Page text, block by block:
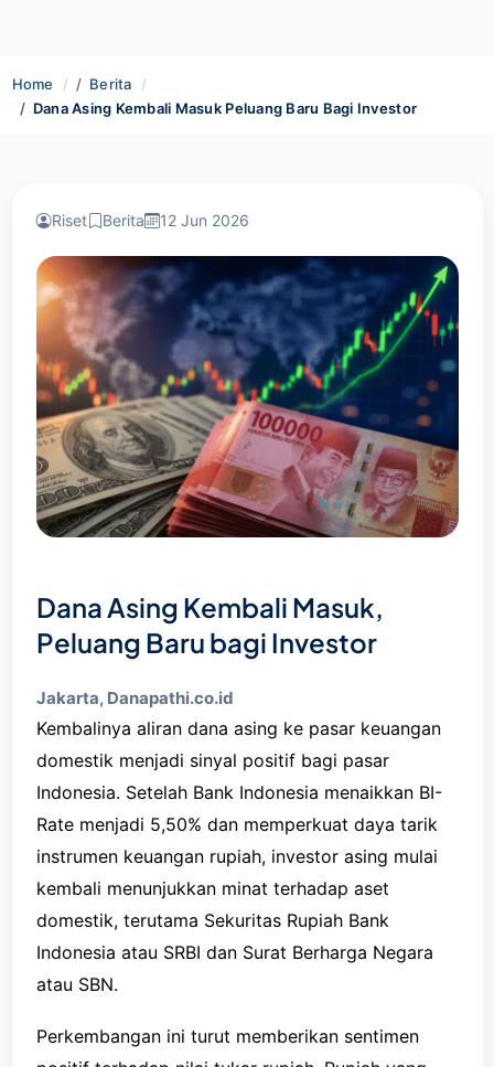
Home
Berita
Dana Asing Kembali Masuk Peluang Baru Bagi Investor
Riset Berita 12 Jun 2026
Dana Asing Kembali Masuk,
Peluang Baru bagi Investor
Jakarta, Danapathi.co.id
Kembalinya aliran dana asing ke pasar keuangan
domestik menjadi sinyal positif bagi pasar
Indonesia. Setelah Bank Indonesia menaikkan BI-
Rate menjadi 5,50% dan memperkuat daya tarik
instrumen keuangan rupiah, investor asing mulai
kembali menunjukkan minat terhadap aset
domestik, terutama Sekuritas Rupiah Bank
Indonesia atau SRBI dan Surat Berharga Negara
atau SBN.
Perkembangan ini turut memberikan sentimen